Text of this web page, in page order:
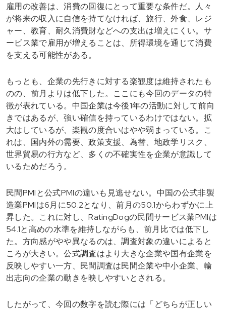
雇用の改善は、消費の回復にとって重要な条件だ。人々
が将来の収入に自信を持てなければ、旅行、外食、レジ
ャー、教育、耐久消費財などへの支出は増えにくい。サ
ービス業で雇用が増えることは、所得環境を通じて消費
を支える可能性がある。
もっとも、企業の先行きに対する楽観度は維持されたも
のの、前月よりは低下した。ここにも今回のデータの特
徴が表れている。中国企業は今後1年の活動に対して前向
きではあるが、強い確信を持っているわけではない。拡
大はしているが、楽観の度合いはやや弱まっている。こ
れは、国内外の需要、政策支援、為替、地政学リスク、
世界貿易の行方など、多くの不確実性を企業が意識して
いるためだろう。
民間PMIと公式PMIの違いも見逃せない。中国の公式非製
造業PMIは6月に50.2となり、前月の50.1からわずかに上
昇した。これに対し、RatingDogの民間サービス業PMIは
54.1と高めの水準を維持しながらも、前月比では低下し
た。方向感がやや異なるのは、調査対象の違いによると
ころが大きい。公式調査はより大きな企業や国有企業を
反映しやすい一方、民間調査は民間企業や中小企業、輸
出志向の企業の動きを映しやすいとされる。
したがって、今回の数字を読む際には「どちらが正しい